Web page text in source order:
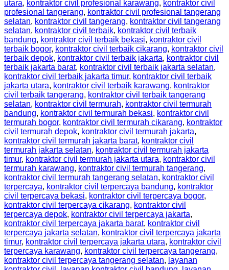
utara, kontraktor civil profesional karawang, kontraktor civil
profesional tangerang, kontraktor civil profesional tangerang
selatan, kontraktor civil tangerang, kontraktor civil tangerang
selatan, kontraktor civil terbaik, kontraktor civil terbaik
bandung, kontraktor civil terbaik bekasi, kontraktor civil
terbaik bogor, kontraktor civil terbaik cikarang, kontraktor civil
terbaik depok, kontraktor civil terbaik jakarta, kontraktor civil
terbaik jakarta barat, kontraktor civil terbaik jakarta selatan,
kontraktor civil terbaik jakarta timur, kontraktor civil terbaik
jakarta utara, kontraktor civil terbaik karawang, kontraktor
civil terbaik tangerang, kontraktor civil terbaik tangerang
selatan, kontraktor civil termurah, kontraktor civil termurah
bandung, kontraktor civil termurah bekasi, kontraktor civil
termurah bogor, kontraktor civil termurah cikarang, kontraktor
civil termurah depok, kontraktor civil termurah jakarta,
kontraktor civil termurah jakarta barat, kontraktor civil
termurah jakarta selatan, kontraktor civil termurah jakarta
timur, kontraktor civil termurah jakarta utara, kontraktor civil
termurah karawang, kontraktor civil termurah tangerang,
kontraktor civil termurah tangerang selatan, kontraktor civil
terpercaya, kontraktor civil terpercaya bandung, kontraktor
civil terpercaya bekasi, kontraktor civil terpercaya bogor,
kontraktor civil terpercaya cikarang, kontraktor civil
terpercaya depok, kontraktor civil terpercaya jakarta,
kontraktor civil terpercaya jakarta barat, kontraktor civil
terpercaya jakarta selatan, kontraktor civil terpercaya jakarta
timur, kontraktor civil terpercaya jakarta utara, kontraktor civil
terpercaya karawang, kontraktor civil terpercaya tangerang,
kontraktor civil terpercaya tangerang selatan, layanan